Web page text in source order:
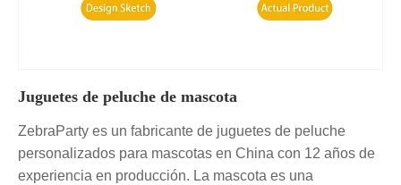
Juguetes de peluche de mascota
ZebraParty es un fabricante de juguetes de peluche
personalizados para mascotas en China con 12 años de
experiencia en producción. La mascota es una